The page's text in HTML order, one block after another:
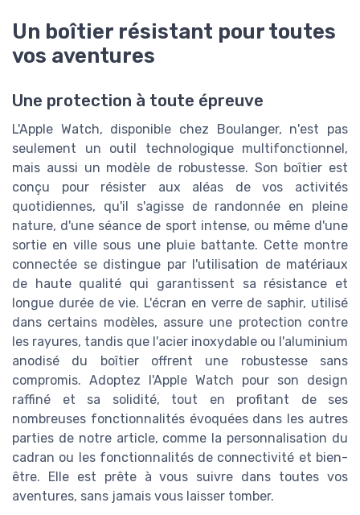
Un boîtier résistant pour toutes
vos aventures
Une protection à toute épreuve
L'Apple Watch, disponible chez Boulanger, n'est pas
seulement un outil technologique multifonctionnel,
mais aussi un modèle de robustesse. Son boîtier est
conçu pour résister aux aléas de vos activités
quotidiennes, qu'il s'agisse de randonnée en pleine
nature, d'une séance de sport intense, ou même d'une
sortie en ville sous une pluie battante. Cette montre
connectée se distingue par l'utilisation de matériaux
de haute qualité qui garantissent sa résistance et
longue durée de vie. L'écran en verre de saphir, utilisé
dans certains modèles, assure une protection contre
les rayures, tandis que l'acier inoxydable ou l'aluminium
anodisé du boîtier offrent une robustesse sans
compromis. Adoptez l'Apple Watch pour son design
raffiné et sa solidité, tout en profitant de ses
nombreuses fonctionnalités évoquées dans les autres
parties de notre article, comme la personnalisation du
cadran ou les fonctionnalités de connectivité et bien-
être. Elle est prête à vous suivre dans toutes vos
aventures, sans jamais vous laisser tomber.